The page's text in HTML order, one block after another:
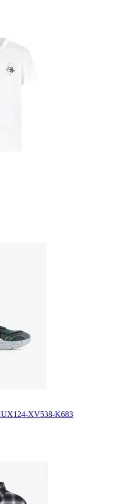
XV538-K683